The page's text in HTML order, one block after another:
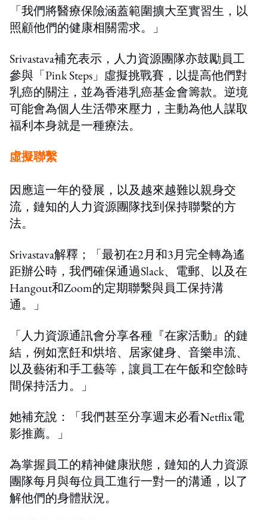
「我們將醫療保險涵蓋範圍擴大至實習生，以
照顧他們的健康相關需求。」
Srivastava補充表示，人力資源團隊亦鼓勵員工
參與「Pink Steps」虛擬挑戰賽，以提高他們對
乳癌的關注，並為香港乳癌基金會籌款。逆境
可能會為個人生活帶來壓力，主動為他人謀取
福利本身就是一種療法。
虛擬聯繫
因應這一年的發展，以及越來越難以親身交
流，鏈知的人力資源團隊找到保持聯繫的方
法。
Srivastava解釋；「最初在2月和3月完全轉為遙
距辦公時，我們確保通過Slack、電郵、以及在
Hangout和Zoom的定期聯繫與員工保持溝
通。」
「人力資源通訊會分享各種『在家活動』的鏈
結，例如烹飪和烘培、居家健身、音樂串流、
以及藝術和手工藝等，讓員工在午飯和空餘時
間保持活力。」
她補充說：「我們甚至分享週末必看Netflix電
影推薦。」
為掌握員工的精神健康狀態，鏈知的人力資源
團隊每月與每位員工進行一對一的溝通，以了
解他們的身體狀況。